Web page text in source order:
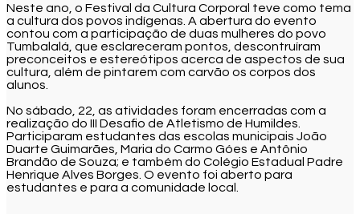
Neste ano, o Festival da Cultura Corporal teve como tema
a cultura dos povos indígenas. A abertura do evento
contou com a participação de duas mulheres do povo
Tumbalalá, que esclareceram pontos, descontruíram
preconceitos e estereótipos acerca de aspectos de sua
cultura, além de pintarem com carvão os corpos dos
alunos.
No sábado, 22, as atividades foram encerradas com a
realização do III Desafio de Atletismo de Humildes.
Participaram estudantes das escolas municipais João
Duarte Guimarães, Maria do Carmo Góes e Antônio
Brandão de Souza; e também do Colégio Estadual Padre
Henrique Alves Borges. O evento foi aberto para
estudantes e para a comunidade local.